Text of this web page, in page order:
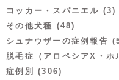
コッカー・スパニエル (3)
その他犬種 (48)
シュナウザーの症例報告
脱毛症（アロペシアX・
症例別 (306)